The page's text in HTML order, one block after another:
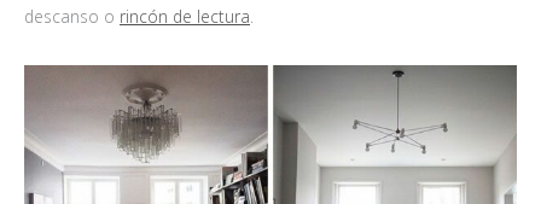
descanso o rincón de lectura.